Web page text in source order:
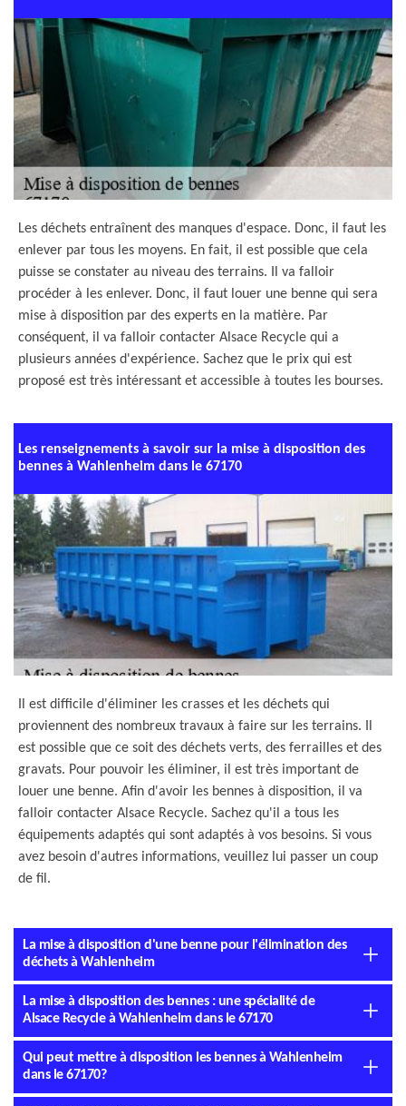
Les déchets entraînent des manques d'espace. Donc, il faut les
enlever par tous les moyens. En fait, il est possible que cela
puisse se constater au niveau des terrains. Il va falloir
procéder à les enlever. Donc, il faut louer une benne qui sera
mise à disposition par des experts en la matière. Par
conséquent, il va falloir contacter Alsace Recycle qui a
plusieurs années d'expérience. Sachez que le prix qui est
proposé est très intéressant et accessible à toutes les bourses.
Les renseignements à savoir sur la mise à disposition des
bennes à Wahlenheim dans le 67170
Il est difficile d'éliminer les crasses et les déchets qui
proviennent des nombreux travaux à faire sur les terrains. Il
est possible que ce soit des déchets verts, des ferrailles et des
gravats. Pour pouvoir les éliminer, il est très important de
louer une benne. Afin d'avoir les bennes à disposition, il va
falloir contacter Alsace Recycle. Sachez qu'il a tous les
équipements adaptés qui sont adaptés à vos besoins. Si vous
avez besoin d'autres informations, veuillez lui passer un coup
de fil.
La mise à disposition d'une benne pour l'élimination des
déchets à Wahlenheim
La mise à disposition des bennes : une spécialité de
Alsace Recycle à Wahlenheim dans le 67170
Qui peut mettre à disposition les bennes à Wahlenheim
dans le 67170?